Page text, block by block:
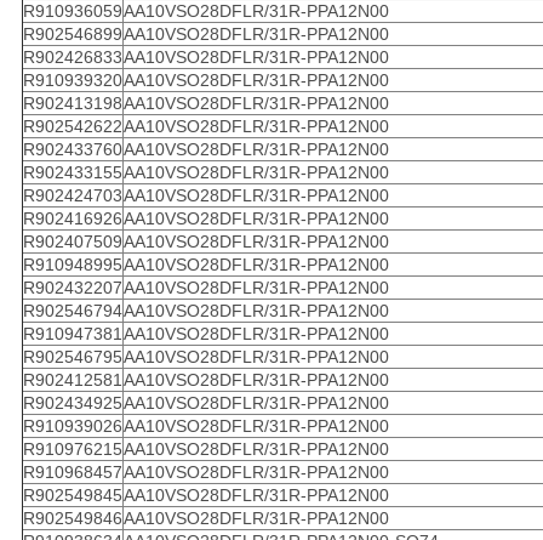
R910936059AA10VSO28DFLR/31R-PPA12N00
R902546899AA10VSO28DFLR/31R-PPA12N00
R902426833AA10VSO28DFLR/31R-PPA12N00
R910939320AA10VSO28DFLR/31R-PPA12N00
R902413198AA10VSO28DFLR/31R-PPA12N00
R902542622AA10VSO28DFLR/31R-PPA12N00
R902433760AA10VSO28DFLR/31R-PPA12N00
R902433155AA10VSO28DFLR/31R-PPA12N00
R902424703AA10VSO28DFLR/31R-PPA12N00
R902416926AA10VSO28DFLR/31R-PPA12N00
R902407509AA10VSO28DFLR/31R-PPA12N00
R910948995AA10VSO28DFLR/31R-PPA12N00
R902432207AA10VSO28DFLR/31R-PPA12N00
R902546794AA10VSO28DFLR/31R-PPA12N00
R910947381AA10VSO28DFLR/31R-PPA12N00
R902546795AA10VSO28DFLR/31R-PPA12N00
R902412581AA10VSO28DFLR/31R-PPA12N00
R902434925AA10VSO28DFLR/31R-PPA12N00
R910939026AA10VSO28DFLR/31R-PPA12N00
R910976215AA10VSO28DFLR/31R-PPA12N00
R910968457AA10VSO28DFLR/31R-PPA12N00
R902549845AA10VSO28DFLR/31R-PPA12N00
R902549846AA10VSO28DFLR/31R-PPA12N00